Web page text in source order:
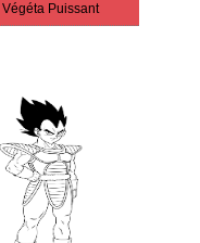
Végéta Puissant